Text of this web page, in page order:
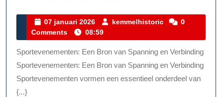
Van
Verbinding,
Spanning
En
07 januari 2026
07
januari
2026
kemmelhistoric kemmelhistoric
0
Comments
08:59
Sportevenementen: Een Bron van Spanning en Verbinding
Sportevenementen: Een Bron van Spanning en Verbinding
Sportevenementen vormen een essentieel onderdeel van
{...}